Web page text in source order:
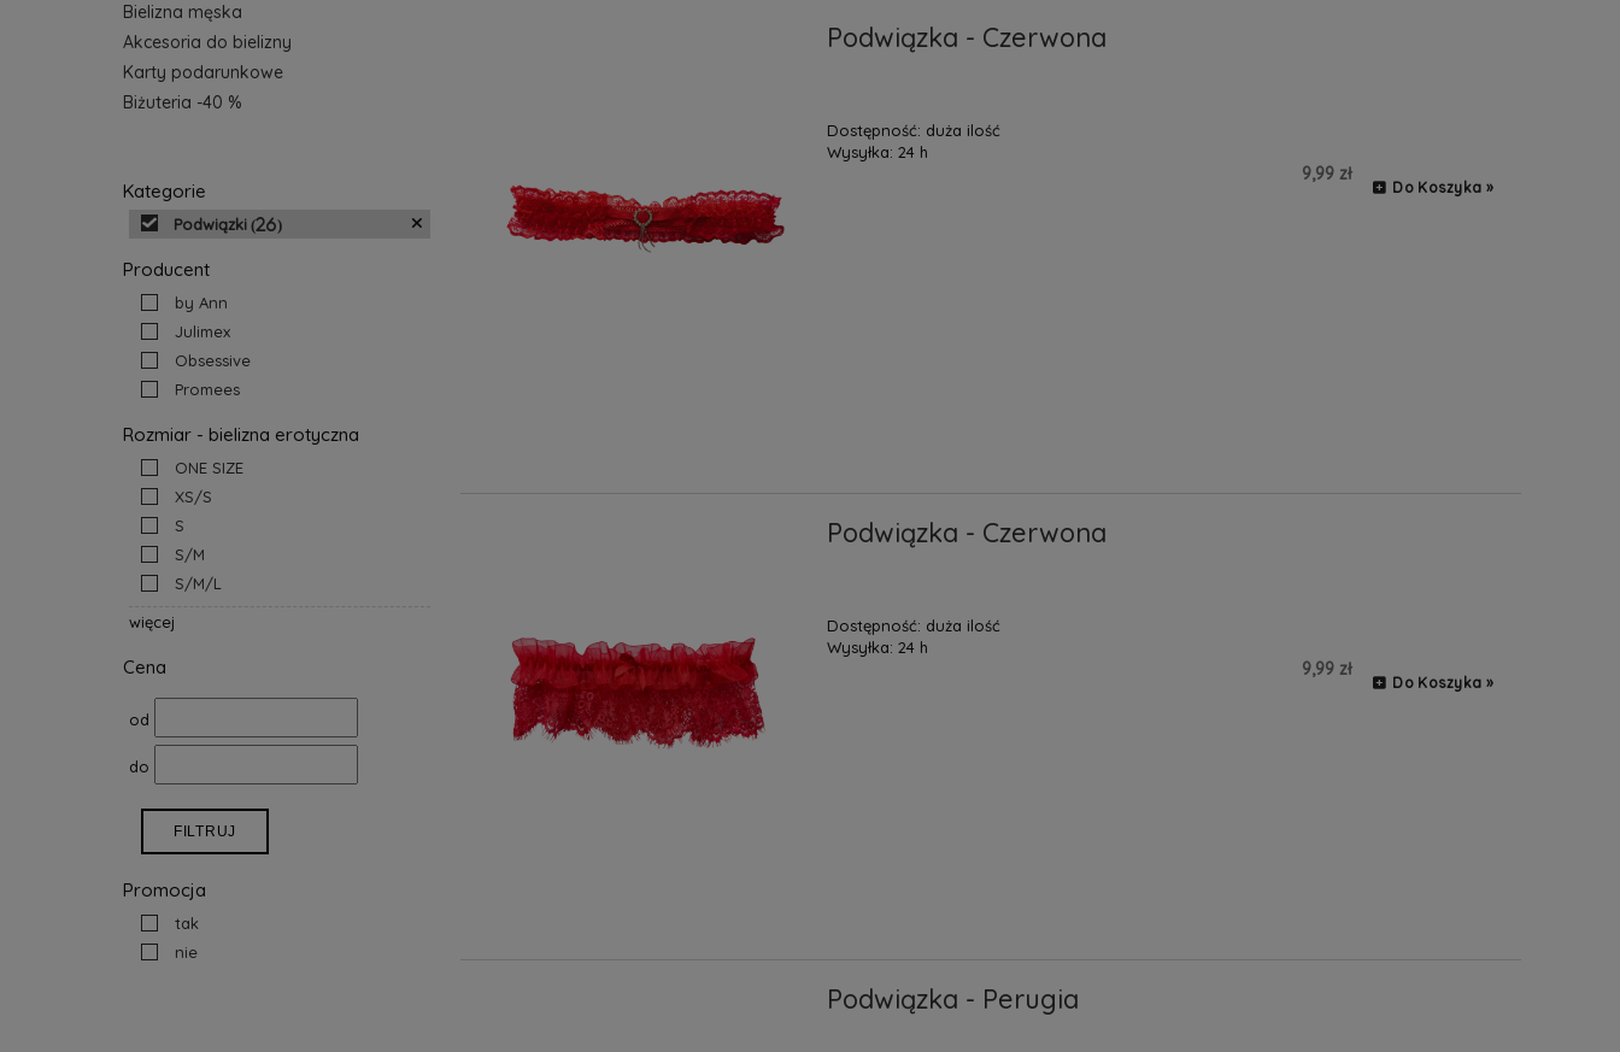
Bielizna męska
Akcesoria do bielizny
Karty podarunkowe
Biżuteria -40 %
Kategorie
Podwiązki (26)
Producent
by Ann
Julimex
Obsessive
Promees
Rozmiar - bielizna erotyczna
ONE SIZE
XS/S
S
S/M
S/M/L
więcej
Cena
od
do
FILTRUJ
Promocja
tak
nie
Podwiązka - Czerwona
Dostępność: duża ilość
Wysyłka: 24 h
9,99 zł
Do Koszyka »
Podwiązka - Czerwona
Dostępność: duża ilość
Wysyłka: 24 h
9,99 zł
Do Koszyka »
Podwiązka - Perugia